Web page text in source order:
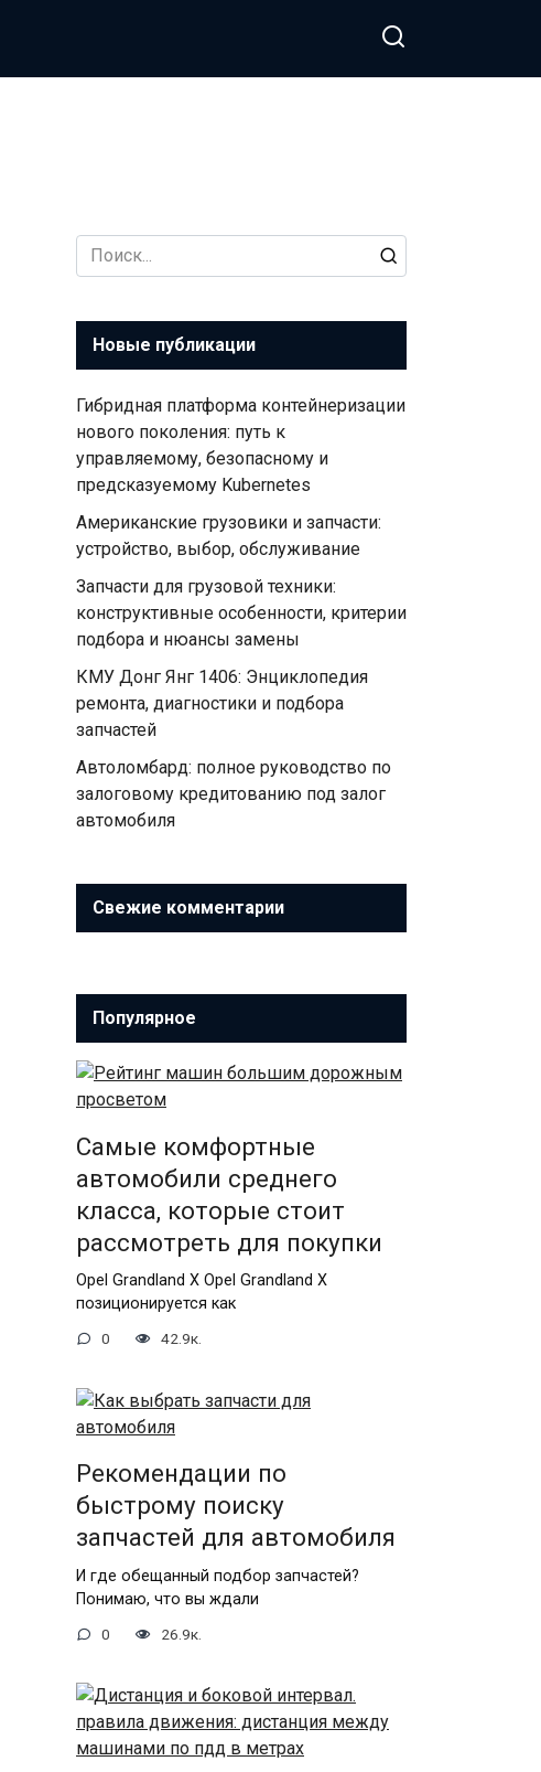
Search
for:
Новые публикации
Гибридная платформа контейнеризации
нового поколения: путь к
управляемому, безопасному и
предсказуемому Kubernetes
Американские грузовики и запчасти:
устройство, выбор, обслуживание
Запчасти для грузовой техники:
конструктивные особенности, критерии
подбора и нюансы замены
КМУ Донг Янг 1406: Энциклопедия
ремонта, диагностики и подбора
запчастей
Автоломбард: полное руководство по
залоговому кредитованию под залог
автомобиля
Свежие комментарии
Популярное
Самые комфортные
автомобили среднего
класса, которые стоит
рассмотреть для покупки
Opel Grandland X Opel Grandland X
позиционируется как
0 42.9к.
Рекомендации по
быстрому поиску
запчастей для автомобиля
И где обещанный подбор запчастей?
Понимаю, что вы ждали
0 26.9к.